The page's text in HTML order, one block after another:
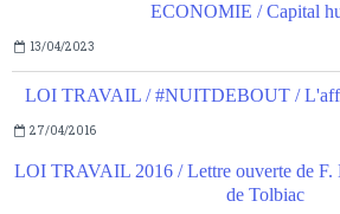
ECONOMIE / Capital
13/04/2023
LOI TRAVAIL / #NUITDEBOUT /
27/04/2016
LOI TRAVAIL 2016 / Lettre ouverte de F.
de Tolbiac